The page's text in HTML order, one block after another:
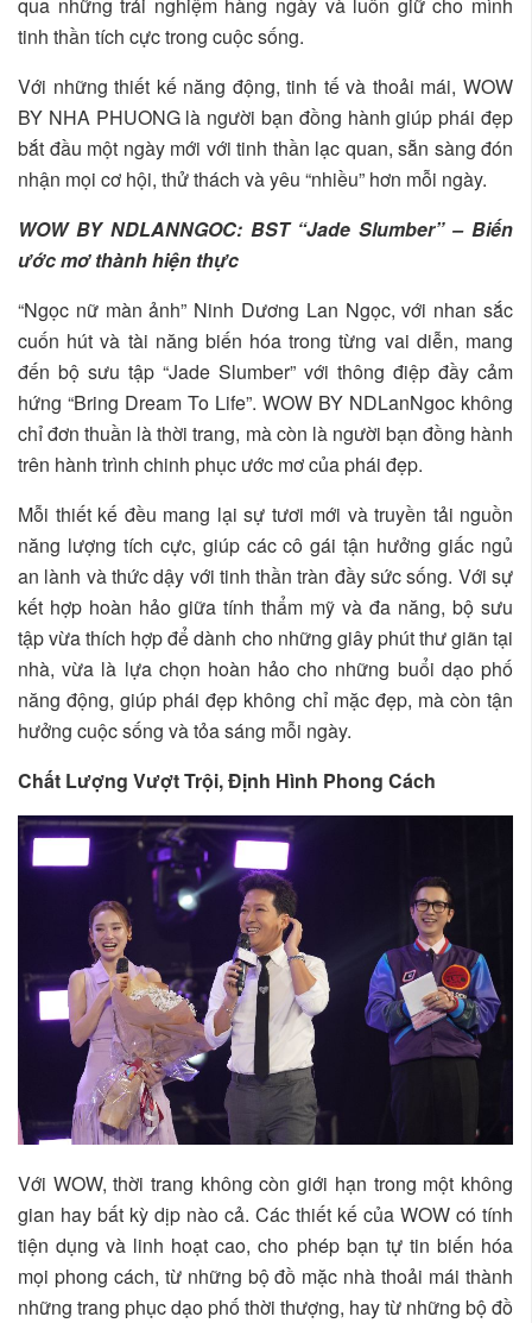
tinh thần tích cực trong cuộc sống.
Với những thiết kế năng động, tinh tế và thoải mái, WOW
BY NHA PHUONG là người bạn đồng hành giúp phái đẹp
bắt đầu một ngày mới với tinh thần lạc quan, sẵn sàng đón
nhận mọi cơ hội, thử thách và yêu “nhiều” hơn mỗi ngày.
WOW BY NDLANNGOC: BST “Jade Slumber” – Biến
ước mơ thành hiện thực
“Ngọc nữ màn ảnh” Ninh Dương Lan Ngọc, với nhan sắc
cuốn hút và tài năng biến hóa trong từng vai diễn, mang
đến bộ sưu tập “Jade Slumber” với thông điệp đầy cảm
hứng “Bring Dream To Life”. WOW BY NDLanNgoc không
chỉ đơn thuần là thời trang, mà còn là người bạn đồng hành
trên hành trình chinh phục ước mơ của phái đẹp.
Mỗi thiết kế đều mang lại sự tươi mới và truyền tải nguồn
năng lượng tích cực, giúp các cô gái tận hưởng giấc ngủ
an lành và thức dậy với tinh thần tràn đầy sức sống. Với sự
kết hợp hoàn hảo giữa tính thẩm mỹ và đa năng, bộ sưu
tập vừa thích hợp để dành cho những giây phút thư giãn tại
nhà, vừa là lựa chọn hoàn hảo cho những buổi dạo phố
năng động, giúp phái đẹp không chỉ mặc đẹp, mà còn tận
hưởng cuộc sống và tỏa sáng mỗi ngày.
Chất Lượng Vượt Trội, Định Hình Phong Cách
Với WOW, thời trang không còn giới hạn trong một không
gian hay bất kỳ dịp nào cả. Các thiết kế của WOW có tính
tiện dụng và linh hoạt cao, cho phép bạn tự tin biến hóa
mọi phong cách, từ những bộ đồ mặc nhà thoải mái thành
những trang phục dạo phố thời thượng, hay từ những bộ đồ